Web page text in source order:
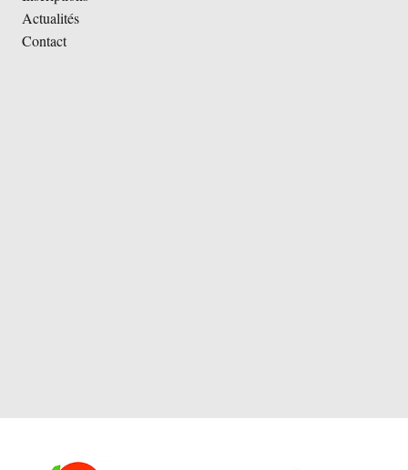
Actualités
Contact